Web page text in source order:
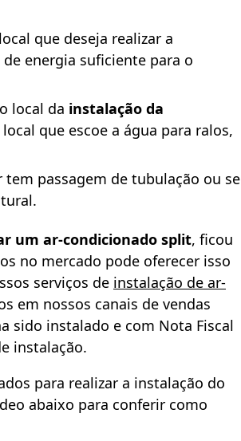
que deseja realizar a
energia suficiente para o
local da instalação da
que escoe a água para ralos,
passagem de tubulação ou se
um ar-condicionado split, ficou
no mercado pode oferecer isso
serviços de instalação de ar-
em nossos canais de vendas
sido instalado e com Nota Fiscal
instalação.
para realizar a instalação do
abaixo para conferir como